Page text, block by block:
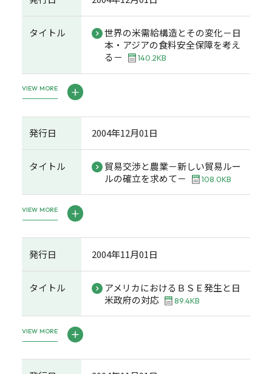
タイトル
世界の米需給構造とその変化－日
本・アジアの食料安全保障を考え
る－
140.2KB
VIEW MORE
発行日 2004年12月01日
タイトル
貿易交渉と農業－新しい貿易ルー
ルの確立を求めて－
108.0KB
VIEW MORE
発行日 2004年11月01日
タイトル
アメリカにおけるＢＳＥ発生と日
米政府の対応
89.4KB
VIEW MORE